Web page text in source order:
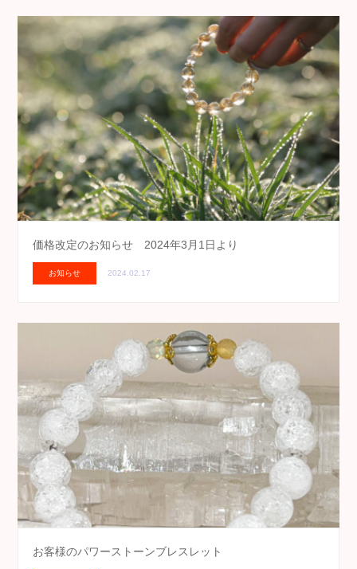
価格改定のお知らせ 2024年3月1日より
お知らせ 2024.02.17
お客様のパワーストーンブレスレット